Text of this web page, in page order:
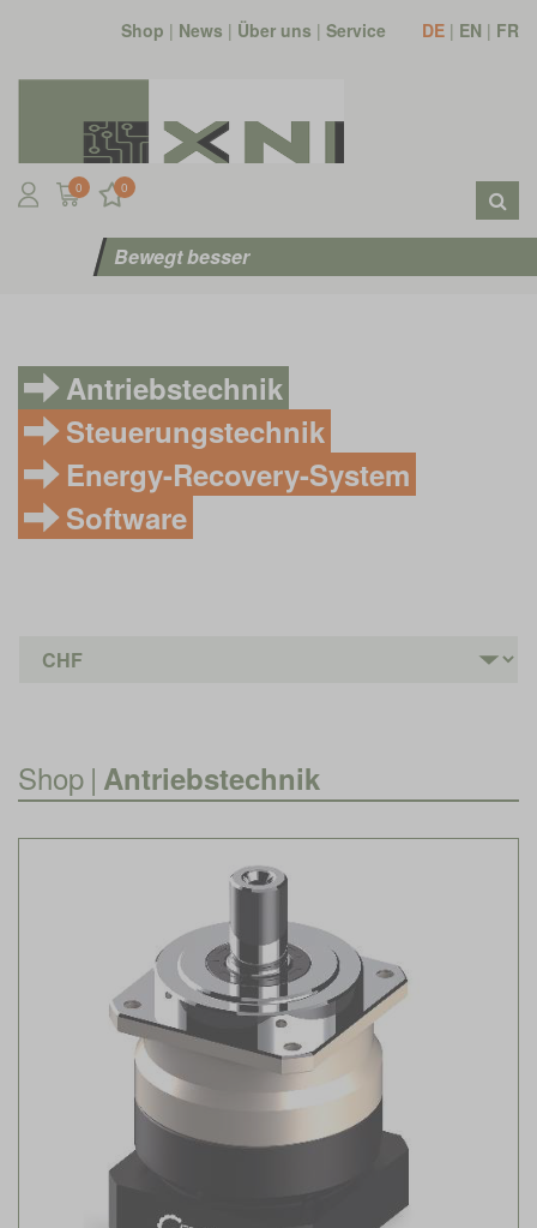
Shop | News | Über uns | Service DE | EN | FR
0 0
Bewegt besser
Antriebstechnik
Steuerungstechnik
Energy-Recovery-System
Software
Shop | Antriebstechnik